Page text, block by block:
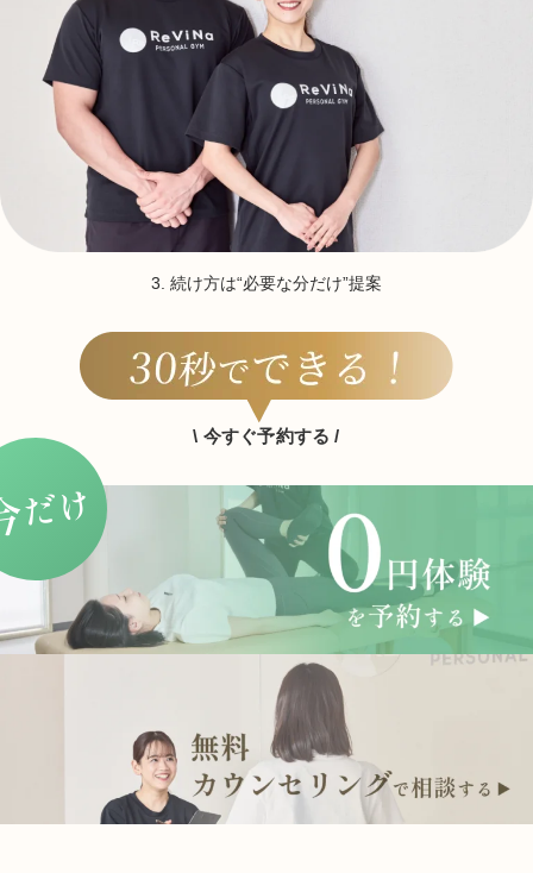
3. 続け方は“必要な分だけ”提案
\ 今すぐ予約する /
だけ